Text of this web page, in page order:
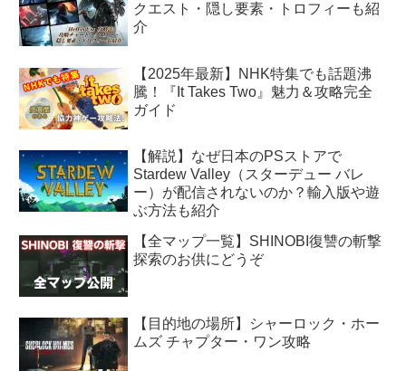
クエスト・隠し要素・トロフィーも紹
介
【2025年最新】NHK特集でも話題沸
騰！『It Takes Two』魅力＆攻略完全
ガイド
【解説】なぜ日本のPSストアで
Stardew Valley（スターデュー バレ
ー）が配信されないのか？輸入版や遊
ぶ方法も紹介
【全マップ一覧】SHINOBI復讐の斬撃
探索のお供にどうぞ
【目的地の場所】シャーロック・ホー
ムズ チャプター・ワン攻略